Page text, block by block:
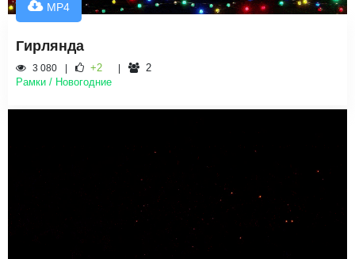
MP4
Гирлянда
3 080 +2
2
Рамки / Новогодние